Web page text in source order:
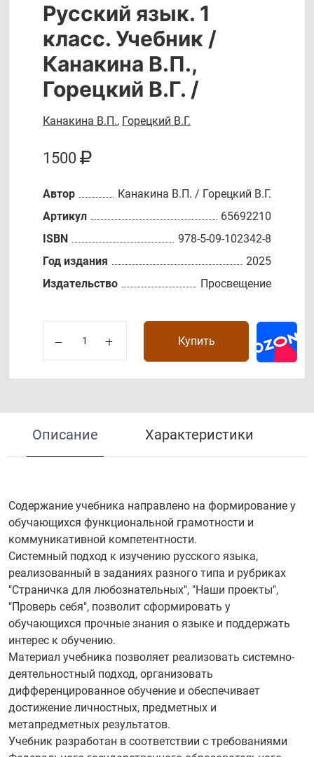
Русский язык. 1
класс. Учебник /
Канакина В.П.,
Горецкий В.Г. /
Канакина В.П., Горецкий В.Г.
1500
Автор
Канакина В.П. / Горецкий В.Г.
Артикул
65692210
ISBN
978-5-09-102342-8
Год издания
2025
Издательство
Просвещение
Купить
Описание Характеристики
Содержание учебника направлено на формирование у
обучающихся функциональной грамотности и
коммуникативной компетентности.
Системный подход к изучению русского языка,
реализованный в заданиях разного типа и рубриках
"Страничка для любознательных", "Наши проекты",
"Проверь себя", позволит сформировать у
обучающихся прочные знания о языке и поддержать
интерес к обучению.
Материал учебника позволяет реализовать системно-
деятельностный подход, организовать
дифференцированное обучение и обеспечивает
достижение личностных, предметных и
метапредметных результатов.
Учебник разработан в соответствии с требованиями